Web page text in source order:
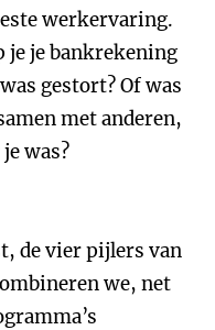
werkervaring.
je je bankrekening
gestort? Of was
met anderen,
was?
de vier pijlers van
we, net